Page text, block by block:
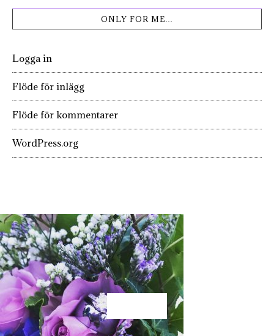
ONLY FOR ME…
Logga in
Flöde för inlägg
Flöde för kommentarer
WordPress.org